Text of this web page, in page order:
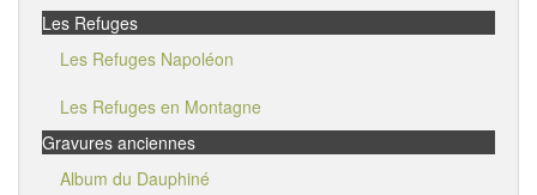
Les Refuges
Les Refuges Napoléon
Les Refuges en Montagne
Gravures anciennes
Album du Dauphiné